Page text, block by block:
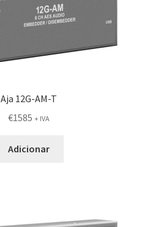
Aja 12G-AM-T
€1585 + IVA
Adicionar